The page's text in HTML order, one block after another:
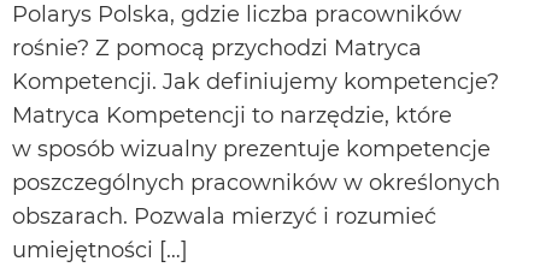
Polarys Polska, gdzie liczba pracowników
rośnie? Z pomocą przychodzi Matryca
Kompetencji. Jak definiujemy kompetencje?
Matryca Kompetencji to narzędzie, które
w sposób wizualny prezentuje kompetencje
poszczególnych pracowników w określonych
obszarach. Pozwala mierzyć i rozumieć
umiejętności […]